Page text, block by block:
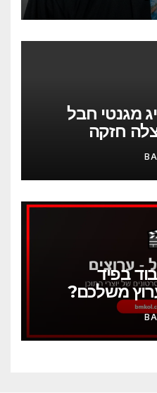
מגנטי חבל
חזקה
בפיד
משלכם?